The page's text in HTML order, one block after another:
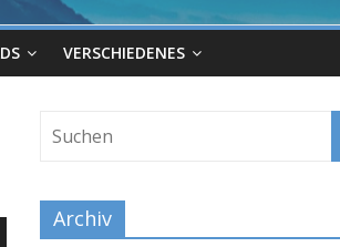
VERSCHIEDENES
Archiv